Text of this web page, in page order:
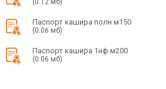
Паспорт кашира полн м150
(0.06 мб)
Паспорт кашира 1нф м200
(0.06 мб)